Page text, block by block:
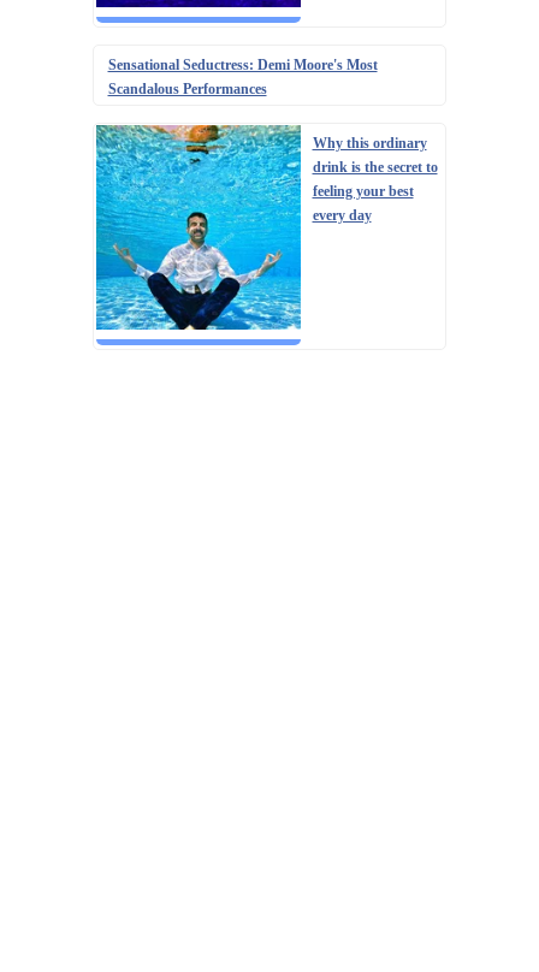
Sensational Seductress: Demi Moore's Most
Scandalous Performances
Why this ordinary
drink is the secret to
feeling your best
every day